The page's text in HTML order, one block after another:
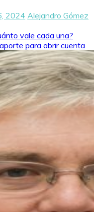
2024 Alejandro Gómez
vale cada una?
para abrir cuenta